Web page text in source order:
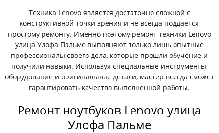
Техника Lenovo является достаточно сложной с
конструктивной точки зрения и не всегда поддается
простому ремонту. Именно поэтому ремонт техники Lenovo
улица Улофа Пальме выполняют только лишь опытные
профессионалы своего дела, которые прошли обучение и
получили навыки. Используя специальные инструменты,
оборудование и оригинальные детали, мастер всегда сможет
гарантировать качество выполненной работы.
Ремонт ноутбуков Lenovo улица
Улофа Пальме